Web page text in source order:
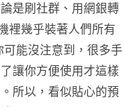
是刷社群、用網銀轉
裡幾乎裝著人們所有
能沒注意到，很多手
讓你方便使用才這樣
所以，看似貼心的預